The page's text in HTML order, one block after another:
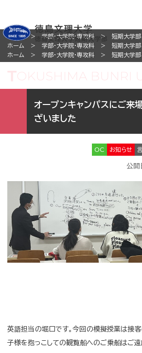
ホーム 学部・大学院・専攻科 短期大学部
ホーム
学部・大学院・専攻科 短期大学部
ホーム
学部・大学院・専攻科 短期大学部
オープンキャンパスにご来
ざいました
OC お知らせ
公
英語担当の堀口です。今回の模擬授業は接客
子様を抱っこしての観覧船へのご乗船はご遠